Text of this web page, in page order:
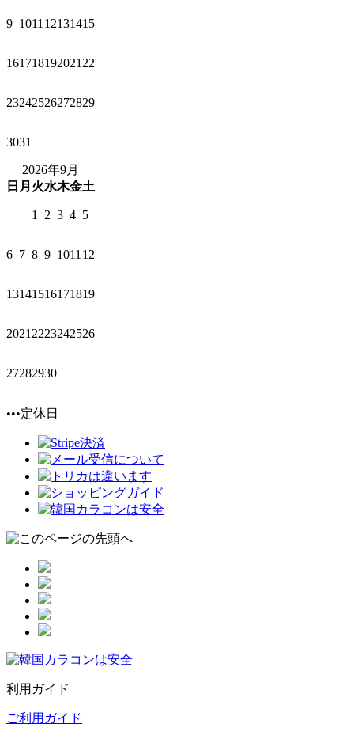
9 1011 12131415
161718192021 22
23242526272829
3031
2026年9月
日 月 火水木金土
1 2 3 4 5
6 7 8 9 1011 12
13141516171819
2021 2223242526
27282930
•••定休日
利用ガイド
ご利用ガイド